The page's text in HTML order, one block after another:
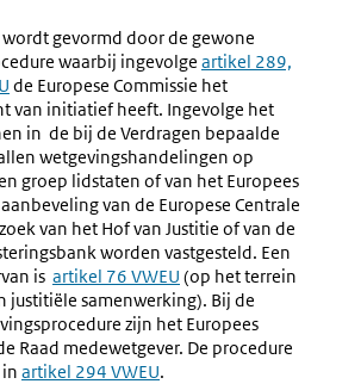
gevormd door de gewone
waarbij ingevolge Externe
link:
artikel 289,
de Europese Commissie het
van initiatief heeft. Ingevolge het
in de bij de Verdragen bepaalde
wetgevingshandelingen op
groep lidstaten of van het Europees
van de Europese Centrale
van het Hof van Justitie of van de
worden vastgesteld. Een
is Externe
link:
artikel 76 VWEU (op het terrein
justitiële samenwerking). Bij de
zijn het Europees
Raad medewetgever. De procedure
Externe
artikel 294 VWEU.